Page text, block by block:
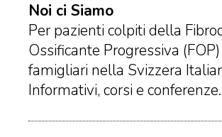
Noi ci Siamo
Per pazienti colpiti della
Ossificante Progressiva
famigliari nella Svizzera
Informativi, corsi e conferenze.